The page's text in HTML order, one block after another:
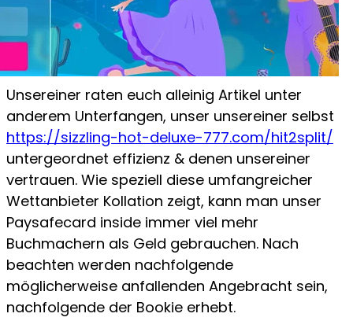
Unsereiner raten euch alleinig Artikel unter
anderem Unterfangen, unser unsereiner selbst
https://sizzling-hot-deluxe-777.com/hit2split/
untergeordnet effizienz & denen unsereiner
vertrauen. Wie speziell diese umfangreicher
Wettanbieter Kollation zeigt, kann man unser
Paysafecard inside immer viel mehr
Buchmachern als Geld gebrauchen. Nach
beachten werden nachfolgende
möglicherweise anfallenden Angebracht sein,
nachfolgende der Bookie erhebt.